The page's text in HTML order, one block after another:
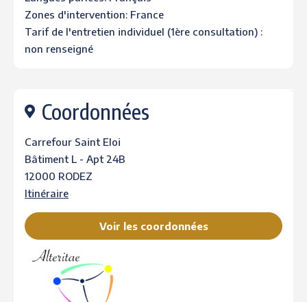
Zones d'intervention: France
Tarif de l'entretien individuel (1ère consultation) :
non renseigné
Coordonnées
Carrefour Saint Eloi
Bâtiment L - Apt 24B
12000 RODEZ
Itinéraire
Voir les coordonnées